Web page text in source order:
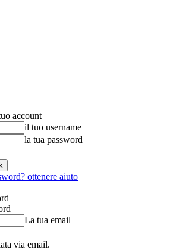
account
il tuo username
la tua password
ottenere aiuto
La tua email
via email.